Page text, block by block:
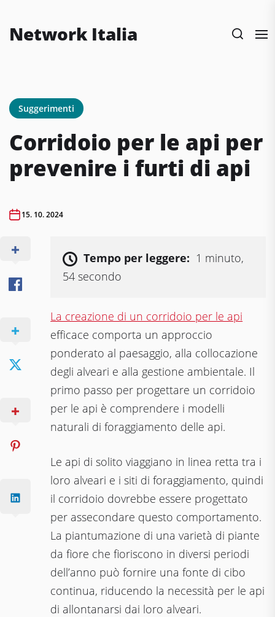
theNetwork Italia
Suggerimenti
Corridoio per le api per
prevenire i furti di api
15. 10. 2024
Tempo per leggere: 1 minuto,
54 secondo
La creazione di un corridoio per le api
efficace comporta un approccio
ponderato al paesaggio, alla collocazione
degli alveari e alla gestione ambientale. Il
primo passo per progettare un corridoio
per le api è comprendere i modelli
naturali di foraggiamento delle api.
Le api di solito viaggiano in linea retta tra i
loro alveari e i siti di foraggiamento, quindi
il corridoio dovrebbe essere progettato
per assecondare questo comportamento.
La piantumazione di una varietà di piante
da fiore che fioriscono in diversi periodi
dell’anno può fornire una fonte di cibo
continua, riducendo la necessità per le api
di allontanarsi dai loro alveari.